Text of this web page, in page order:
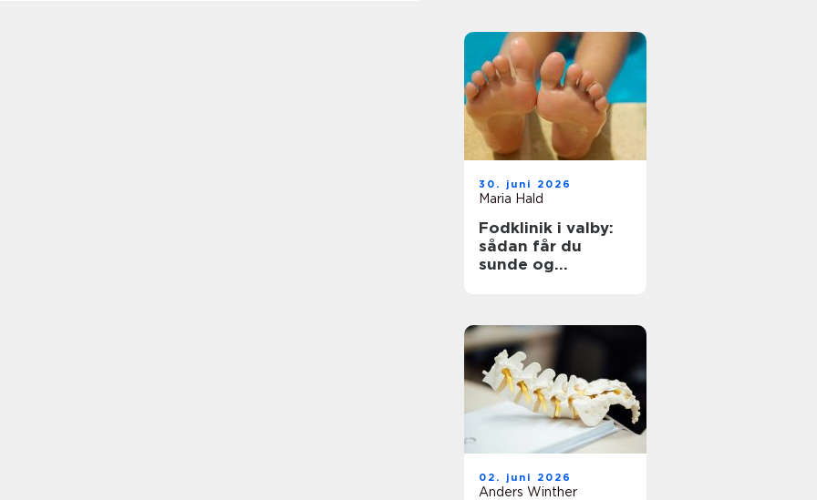
30. juni 2026
Maria Hald
Fodklinik i valby:
sådan får du
sunde og
02. juni 2026
Anders Winther